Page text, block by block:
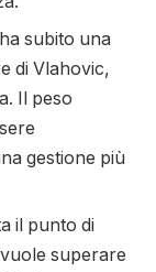
subito una
di Vlahovic,
Il peso
gestione più
il punto di
superare